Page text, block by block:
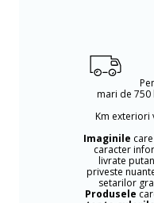
mari de 750
Km exteriori
Imaginile
caracter
livrate
priveste
setarilor
Produsele